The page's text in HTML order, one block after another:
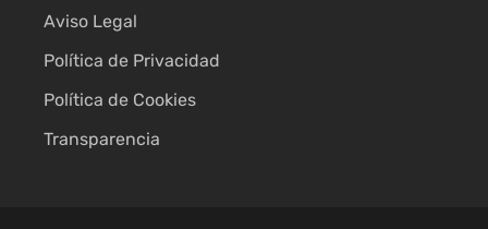
Aviso Legal
Política de Privacidad
Política de Cookies
Transparencia